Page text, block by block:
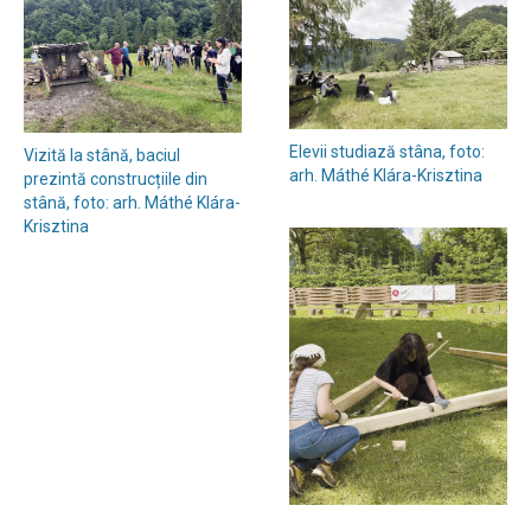
Vizită la stână, baciul
prezintă construcțiile din
stână, foto: arh. Máthé Klára-
Krisztina
Elevii studiază stâna, foto:
arh. Máthé Klára-Krisztina